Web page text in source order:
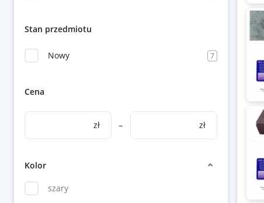
Stan przedmiotu
Nowy 7
Cena
zł – zł
Kolor
szary